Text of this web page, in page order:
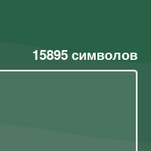
15895символов